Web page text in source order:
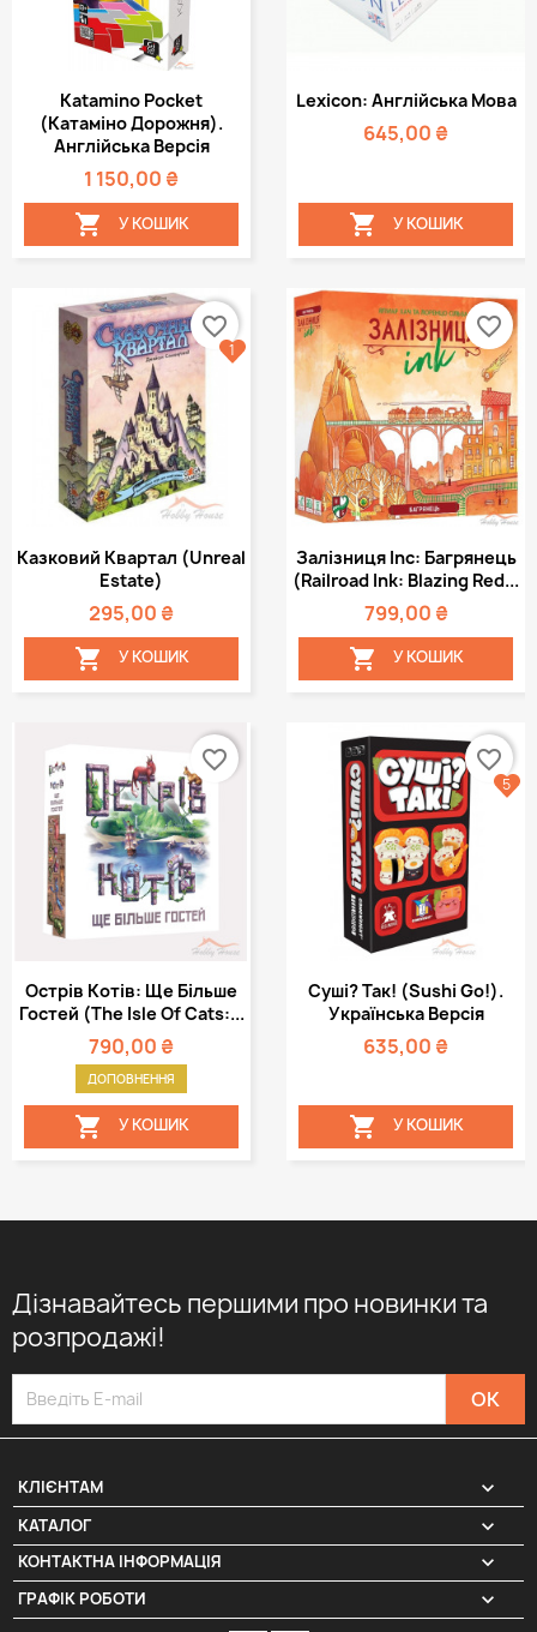
Katamino Pocket
(Катаміно Дорожня).
Англійська Версія
1 150,00 ₴
 У КОШИК
Lexicon: Англійська Мова
645,00 ₴
 У КОШИК
Казковий Квартал (Unreal
Estate)
295,00 ₴
 У КОШИК
favorite_border
1
Залізниця Inc: Багрянець
(Railroad Ink: Blazing Red...
799,00 ₴
 У КОШИК
favorite_border
Острів Котів: Ще Більше
Гостей (The Isle Of Cats:...
790,00 ₴
ДОПОВНЕННЯ
 У КОШИК
favorite_border
Суші? Так! (Sushi Go!).
Українська Версія
635,00 ₴
 У КОШИК
favorite_border
5
Дізнавайтесь першими про новинки та
розпродажі!
КЛІЄНТАМ 
КАТАЛОГ 
КОНТАКТНА ІНФОРМАЦІЯ keyboard_arrow_down
ГРАФІК РОБОТИ keyboard_arrow_down